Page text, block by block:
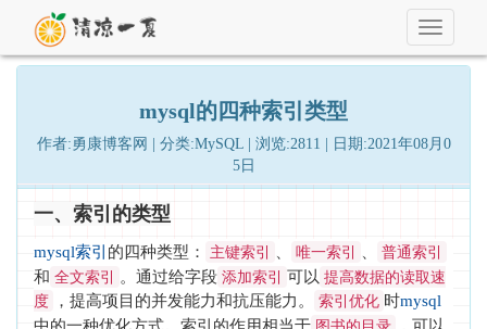
Toggle
mysql的四种索引类型
作者:勇康博客网 | 分类:MySQL | 浏览:2811 | 日期:2021年08月0
5日
一、索引的类型
mysql索引 的四种类型： 主键索引 唯一索引 普通索引
和 全文索引 。通过给字段 添加索引 可以 提高数据的读取速
度
，提高项目的并发能力和抗压能力。 索引优化 时mysql
中的一种优化方式。索引的作用相当于
，可以